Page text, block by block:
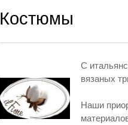
Костюмы
С
вязаных
Наши